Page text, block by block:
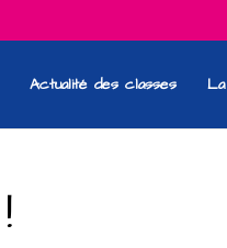
Actualité des classes